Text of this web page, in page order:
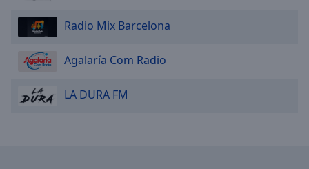
Radio Mix Barcelona
Agalaría Com Radio
LA DURA FM